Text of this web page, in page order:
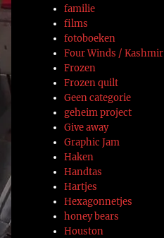
familie
films
fotoboeken
Four Winds / Kashmir
Frozen
Frozen quilt
Geen categorie
geheim project
Give away
Graphic Jam
Haken
Handtas
Hartjes
Hexagonnetjes
honey bears
Houston